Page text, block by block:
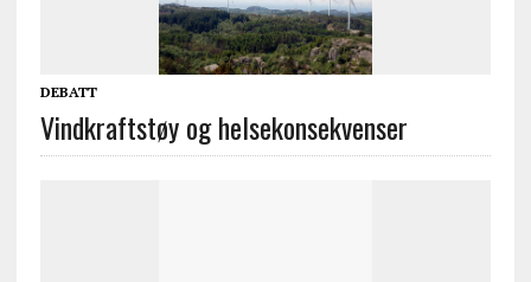
DEBATT
Vindkraftstøy og helsekonsekvenser